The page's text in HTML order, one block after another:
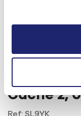
Intel
Cache 2,
Ref: SL9YK